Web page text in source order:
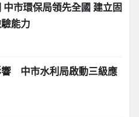
市環保局領先全國 建立固
能力
響 中市水利局啟動三級應